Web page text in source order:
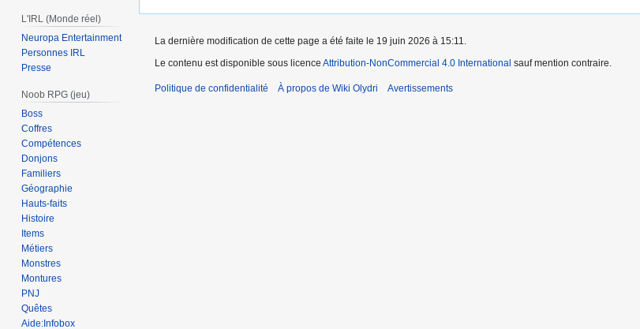
L'IRL (Monde réel)
Neuropa Entertainment
Personnes IRL
Presse
Noob RPG (jeu)
Boss
Coffres
Compétences
Donjons
Familiers
Géographie
Hauts-faits
Histoire
Items
Métiers
Monstres
Montures
PNJ
Quêtes
Aide:Infobox
La dernière modification de cette page a été faite le 19 juin 2026 à 15:11.
Le contenu est disponible sous licence Attribution-NonCommercial 4.0 International sauf mention contraire.
Politique de confidentialité À propos de Wiki Olydri Avertissements